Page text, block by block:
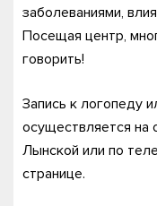
заболеваниями,
Посещая центр,
говорить!
Запись к логопеду
осуществляется на
Лынской или по
странице.